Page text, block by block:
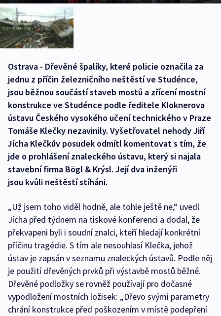
Ostrava - Dřevěné špalíky, které policie označila za
jednu z příčin železničního neštěstí ve Studénce,
jsou běžnou součástí staveb mostů a zřícení mostní
konstrukce ve Studénce podle ředitele Kloknerova
ústavu Českého vysokého učení technického v Praze
Tomáše Klečky nezavinily. Vyšetřovatel nehody Jiří
Jícha Klečkův posudek odmítl komentovat s tím, že
jde o prohlášení znaleckého ústavu, který si najala
stavební firma Bögl & Krýsl. Její dva inženýři
jsou kvůli neštěstí stíháni.
„Už jsem toho viděl hodně, ale tohle ještě ne,“ uvedl
Jícha před týdnem na tiskové konferenci a dodal, že
překvapeni byli i soudní znalci, kteří hledají konkrétní
příčinu tragédie. S tím ale nesouhlasí Klečka, jehož
ústav je zapsán v seznamu znaleckých ústavů. Podle něj
je použití dřevěných prvků při výstavbě mostů běžné.
Dřevěné podložky se rovněž používají pro dočasné
vypodložení mostních ložisek: „Dřevo svými parametry
chrání konstrukce před poškozením v místě podepření